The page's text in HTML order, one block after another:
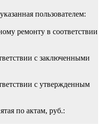
пользователем:
ремонту в соответствии
с заключенными
с утвержденным
по актам, руб.: